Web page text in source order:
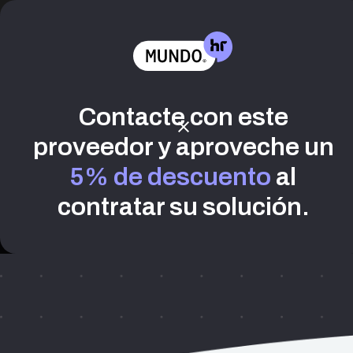
Contacte con este
proveedor y aproveche un
5% de descuento al
contratar su solución.
Alexandria
Somos una empresa
de los datos.
HR Analytics